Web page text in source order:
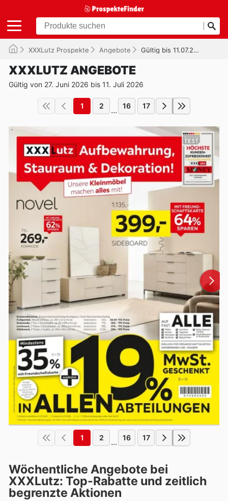
XXXLutz Prospekte Angebote Gültig bis 11.07.2026
XXXLUTZ ANGEBOTE
Gültig von 27. Juni 2026 bis 11. Juli 2026
1 2 ... 16 17
1 2 ... 16 17
Wöchentliche Angebote bei
XXXLutz: Top-Rabatte und zeitlich
begrenzte Aktionen